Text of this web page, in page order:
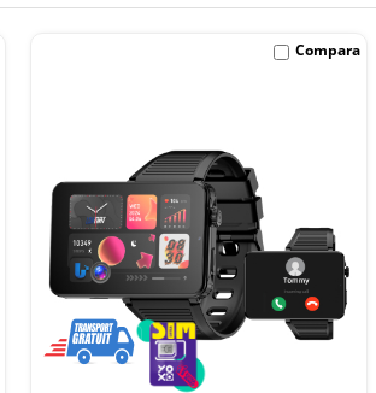
Compara